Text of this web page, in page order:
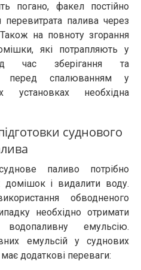
погано, факел постійно
перевитрата палива через
на повноту згорання
які потрапляють у
час зберігання та
перед спалюванням у
установках необхідна
суднового
паливо потрібно
домішок і видалити воду.
обводненого
необхідно отримати
емульсію.
емульсій у суднових
додаткові переваги: